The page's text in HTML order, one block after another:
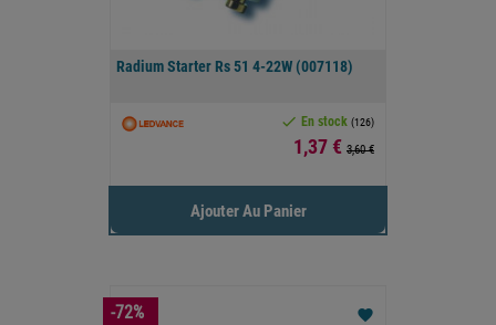
Radium Starter Rs 51 4-22W (007118)
 En stock (126)
Prix
1,37 € 3,60 €
Ajouter Au Panier
favorite
-72%